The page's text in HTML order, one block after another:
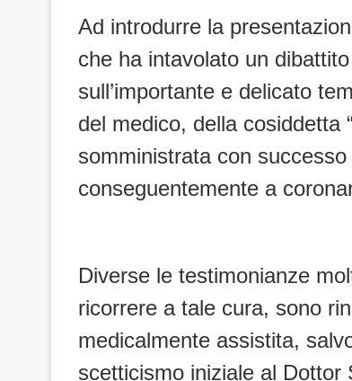
Ad introdurre la
che ha intavolato un
sull’importante e delicato
del medico, della cosiddetta
somministrata con
conseguentemente a
Diverse le testimonianze
ricorrere a tale cura, sono
medicalmente assistita,
scetticismo iniziale al Dottor